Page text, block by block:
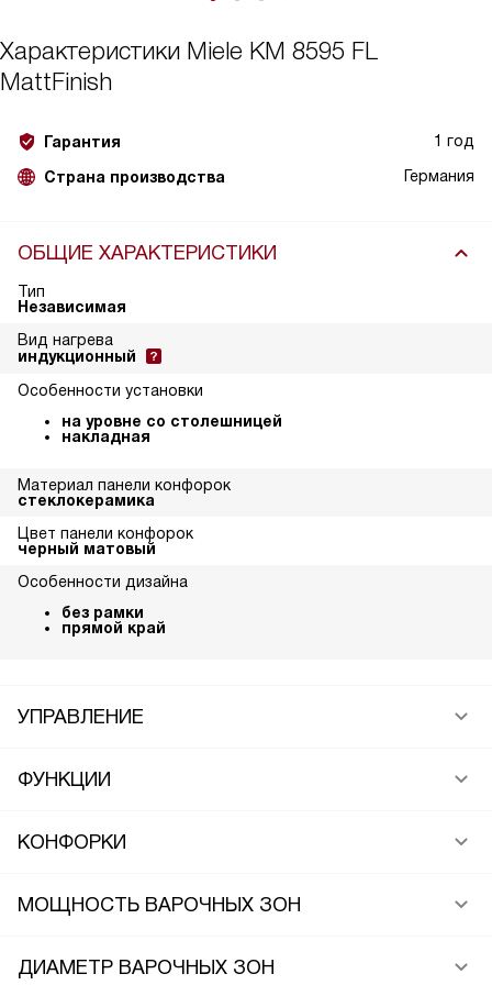
Характеристики Miele KM 8595 FL
MattFinish
Гарантия 1 год
Страна производства Германия
ОБЩИЕ ХАРАКТЕРИСТИКИ
Тип
Независимая
Вид нагрева
индукционный
Особенности установки
на уровне со столешницей
накладная
Материал панели конфорок
стеклокерамика
Цвет панели конфорок
черный матовый
Особенности дизайна
без рамки
прямой край
УПРАВЛЕНИЕ
ФУНКЦИИ
КОНФОРКИ
МОЩНОСТЬ ВАРОЧНЫХ ЗОН
ДИАМЕТР ВАРОЧНЫХ ЗОН